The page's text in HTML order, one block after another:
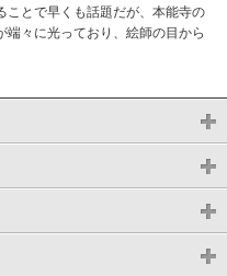
ことで早くも話題だが、本能寺の
々に光っており、絵師の目から